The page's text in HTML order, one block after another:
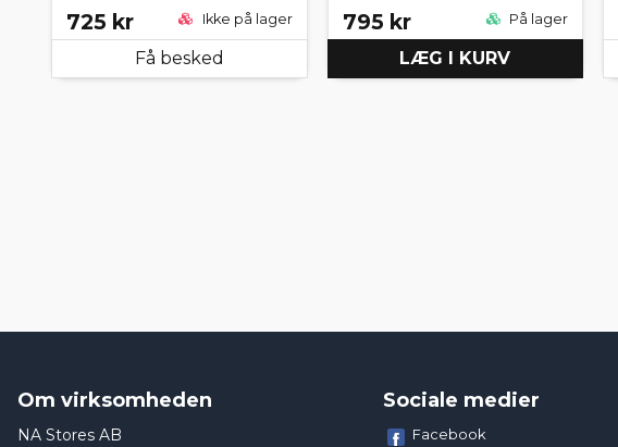
725 kr Ikke på lager
Få besked
795 kr På lager
LÆG I KURV
Om virksomheden
NA Stores AB
Sociale medier
Facebook